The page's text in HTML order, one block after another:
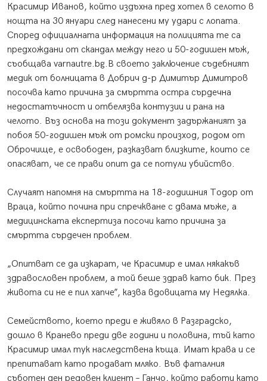
Красимир Иванов, който издъхна пред хотел в селото в
нощта на 30 януари след нанесени му удари с лопата.
Според официалната информация на полицията те са
предхождани от скандал между него и 50-годишен мъж,
съобщава varnautre.bg.В своето заключение съдебният
медик от болницата в Добрич д-р Димитър Димитров
посочва като причина за смъртта остра сърдечна
недостатъчност и отбелязва контузии и рана на
челото. Въз основа на този документ задържаният за
побоя 50-годишен мъж от ромски произход, родом от
Оброчище, е освободен, разказват близките, които се
опасяват, че се прави опит да се потули убийство.
Случаят напомня на смъртта на 18-годишния Тодор от
Враца, който почина при спречкване с двама мъже, а
медицинската експертиза посочи като причина за
смъртта сърдечен проблем.
„Опитват се да изкарат, че Красимир е имал някакъв
здравословен проблем, а той беше здрав като бик. През
живота си не е пил хапче”, казва вдовицата му Недялка.
Семейството, което преди е живяло в Разградско,
дошло в Кранево преди две години и половина, тъй като
Красимир имал тук наследствена къща. Имат крава и се
препитават като продават мляко. Във фаталния
съботен ден редовен клиент – Ганчо, който работи като